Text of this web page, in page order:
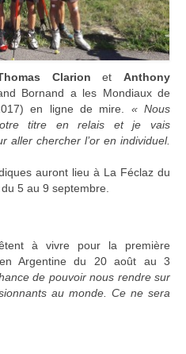
Clarion etAnthony
Bornand a les Mondiaux de
en ligne de mire. « Nous
titre en relais et je vais
aller chercher l’or en individuel.
auront lieu à La Féclaz du
5 au 9 septembre.
à vivre pour la première
Argentine du 20 août au 3
de pouvoir nous rendre sur
au monde. Ce ne sera